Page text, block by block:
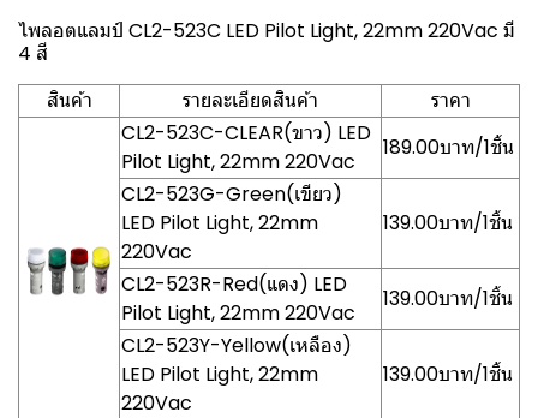
ไพลอตแลมป์ CL2-523C LED Pilot Light, 22mm 220Vac มี
4 สี
สินค้า
รายละเอียดสินค้า
ราคา
CL2-523C-CLEAR(ขาว) LED
Pilot Light, 22mm 220Vac
189.00บาท/1ชิ้น
CL2-523G-Green(เขียว)
LED Pilot Light, 22mm
220Vac
139.00บาท/1ชิ้น
CL2-523R-Red(แดง) LED
Pilot Light, 22mm 220Vac
139.00บาท/1ชิ้น
CL2-523Y-Yellow(เหลือง)
LED Pilot Light, 22mm
220Vac
139.00บาท/1ชิ้น